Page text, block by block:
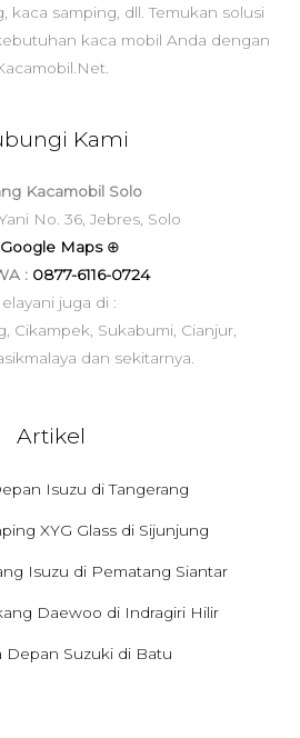
kaca samping, dll. Temukan solusi
kaca mobil Anda dengan
Kami
Kacamobil Solo
No. 36, Jebres, Solo
Google Maps ⊕
: 0877-6116-0724
juga di :
Cikampek, Sukabumi, Cianjur,
dan sekitarnya.
Artikel
Isuzu di Tangerang
XYG Glass di Sijunjung
Isuzu di Pematang Siantar
Daewoo di Indragiri Hilir
Depan Suzuki di Batu